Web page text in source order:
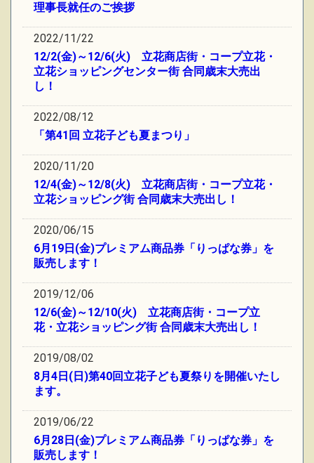
理事長就任のご挨拶
2022/11/22
12/2(金)～12/6(火) 立花商店街・コープ立花・
立花ショッピングセンター街 合同歳末大売出
し！
2022/08/12
「第41回 立花子ども夏まつり」
2020/11/20
12/4(金)～12/8(火) 立花商店街・コープ立花・
立花ショッピング街 合同歳末大売出し！
2020/06/15
6月19日(金)プレミアム商品券「りっぱな券」を
販売します！
2019/12/06
12/6(金)～12/10(火) 立花商店街・コープ立
花・立花ショッピング街 合同歳末大売出し！
2019/08/02
8月4日(日)第40回立花子ども夏祭りを開催いたし
ます。
2019/06/22
6月28日(金)プレミアム商品券「りっぱな券」を
販売します！